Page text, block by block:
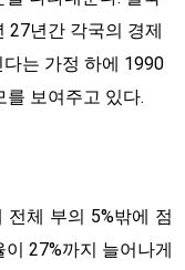
27년간 각국의 경제
는 가정 하에 1990
를 보여주고 있다.
전체 부의 5%밖에 점
27%까지 늘어나게